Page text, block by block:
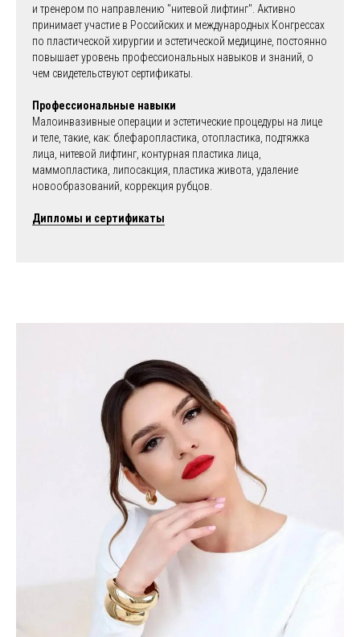
и тренером по направлению "нитевой лифтинг". Активно
принимает участие в Российских и международных Конгрессах
по пластической хирургии и эстетической медицине, постоянно
повышает уровень профессиональных навыков и знаний, о
чем свидетельствуют сертификаты.
Профессиональные навыки
Малоинвазивные операции и эстетические процедуры на лице
и теле, такие, как: блефаропластика, отопластика, подтяжка
лица, нитевой лифтинг, контурная пластика лица,
маммопластика, липосакция, пластика живота, удаление
новообразований, коррекция рубцов.
Дипломы и сертификаты